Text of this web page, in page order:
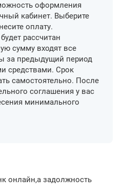
оформления
кабинет. Выберите
оплату.
рассчитан
сумму входят все
за предыдущий период
средствами. Срок
самостоятельно. После
соглашения у вас
минимального
онлайн,а задолжность